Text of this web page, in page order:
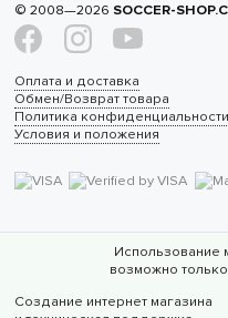
© 2008—2026 SOCCER-
Оплата и доставка
Обмен/Возврат товара
Политика конфиденциальности
Условия и положения
Использование
возможно
Создание интернет магазина